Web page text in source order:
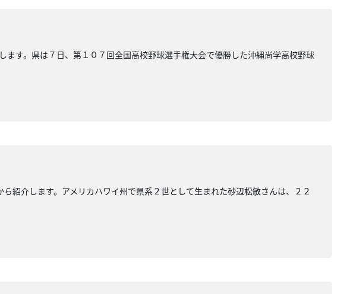
す。県は７日、第１０７回全国高校野球選手権大会で優勝した沖縄尚学高校野球
紹介します。アメリカハワイ州で県系２世として生まれた砂辺松敏さんは、２２